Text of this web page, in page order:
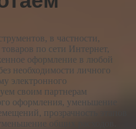
в частности,
по сети Интернет,
оформление в любой
необходимости личного
электронного
своим партнерам
оформления, уменьшение
прозрачность этапов
общих расходов.